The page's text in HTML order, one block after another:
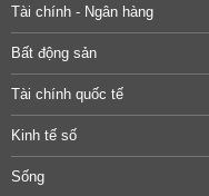
Tài chính - Ngân hàng
Bất động sản
Tài chính quốc tế
Kinh tế số
Sống